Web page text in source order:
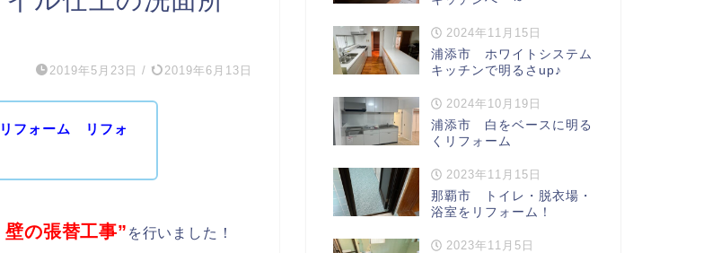
2019年5月23日 / 2019年6月13日
リフォーム リフォ
壁の張替工事” を行いました！
2024年11月15日
浦添市 ホワイトシステム
キッチンで明るさup♪
2024年10月19日
浦添市 白をベースに明る
くリフォーム
2023年11月15日
那覇市 トイレ・脱衣場・
浴室をリフォーム！
2023年11月5日